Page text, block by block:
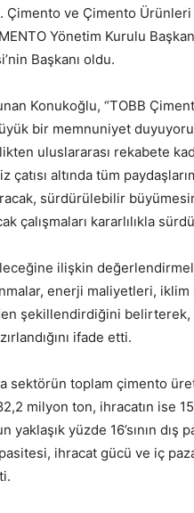
ve Çimento Ürünleri
Yönetim Kurulu
Başkanı oldu.
Konukoğlu, “TOBB
bir memnuniyet
uluslararası rekabete
altında tüm
sürdürülebilir
çalışmaları kararlılıkla
ilişkin
enerji maliyetleri, iklim
şekillendirdiğini belirterek,
ifade etti.
sektörün toplam çimento
milyon ton, ihracatın ise
yüzde 16’sının dış
ihracat gücü ve iç